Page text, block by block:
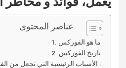
عناصر المحتوى
ما هو الفوركس
تاريخ الفوركس
الأسباب الرئيسية التي تجعل من الفوركس جذابًا :